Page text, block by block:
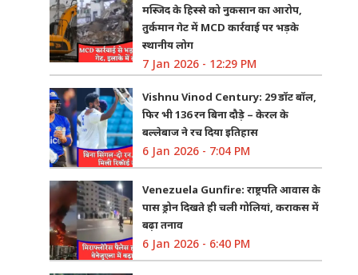
मस्जिद के हिस्से को नुकसान का आरोप,
तुर्कमान गेट में MCD कार्रवाई पर भड़के
स्थानीय लोग
7 Jan 2026 - 12:29 PM
Vishnu Vinod Century: 29 डॉट बॉल,
फिर भी 136 रन बिना दौड़े – केरल के
बल्लेबाज ने रच दिया इतिहास
6 Jan 2026 - 7:04 PM
Venezuela Gunfire: राष्ट्रपति आवास के
पास ड्रोन दिखते ही चली गोलियां, कराकस में
बढ़ा तनाव
6 Jan 2026 - 6:40 PM